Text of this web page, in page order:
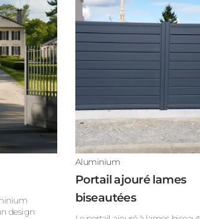
Découvrez
design
Aluminium
Portail ajouré lames
biseautées